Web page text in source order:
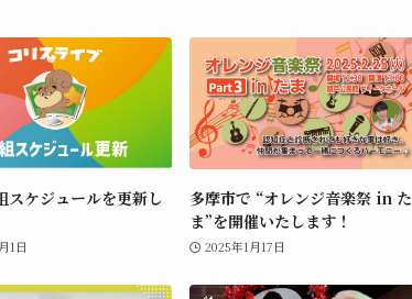
スケジュールを更新し
1日
多摩市で “オレンジ音楽祭 in た
ま”を開催いたします！
2025年1月17日